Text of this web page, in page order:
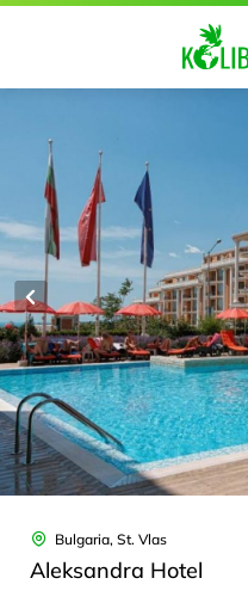
Bulgaria, St. Vlas
Aleksandra Hotel